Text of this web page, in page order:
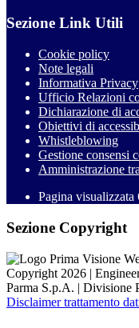
Sezione Link Utili
Cookie policy
Note legali
Informativa Privacy
Ufficio Relazioni
Dichiarazione di
Obiettivi di
Whistleblowing
Gestione consensi
Amministrazione
Pagina visualizzata
Sezione Copyright
Copyright 2026 |
Parma S.p.A. | Divisione
Disclaimer trattamento